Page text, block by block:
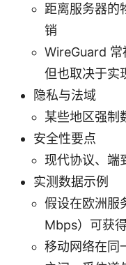
距离服务器的
销
WireGuard 常
但也取决于实
隐私与法域
某些地区强制
安全性要点
现代协议、端
实测数据示例
假设在欧洲服
Mbps）可获
移动网络在同